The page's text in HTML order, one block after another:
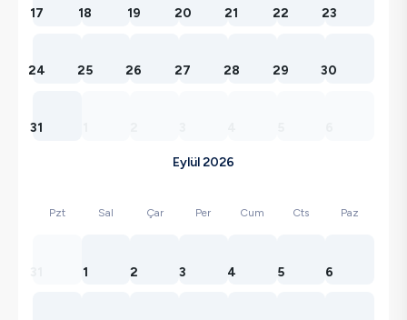
17 18 19 20 21 22 23
24 25 26 27 28 29 30
31
Eylül 2026
Pzt Sal Çar Per Cum Cts Paz
1 2 3 4 5 6